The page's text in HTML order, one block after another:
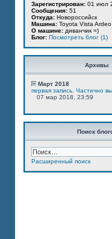
Зарегистрирован: 01 июл
Сообщения: 51
Откуда: Новороссийск
Машина: Toyota Vista Ardeo
О машине: диванчик =)
Блог: Посмотреть блог (1)
Архивы
Март 2018
первая запись. Частично
07 мар 2018, 23:59
Поиск
Расширенный поиск